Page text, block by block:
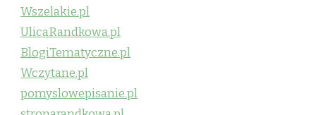
Wszelakie.pl
UlicaRandkowa.pl
BlogiTematyczne.pl
Wczytane.pl
pomyslowepisanie.pl